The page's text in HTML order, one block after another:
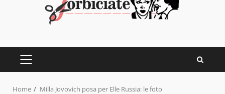
PRIMARY
Home Milla Jovovich posa per Elle Russia: le foto